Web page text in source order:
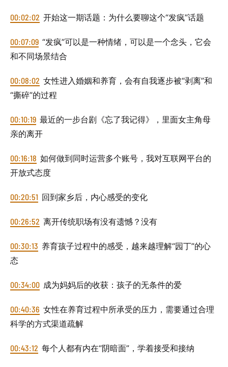
00:02:02 开始这一期话题：为什么要聊这个“发疯”话题
00:07:09 “发疯”可以是一种情绪，可以是一个念头，它会
和不同场景结合
00:08:02 女性进入婚姻和养育，会有自我逐步被“剥离”和
“撕碎”的过程
00:10:19 最近的一步台剧《忘了我记得》，里面女主角母
亲的离开
00:16:18 如何做到同时运营多个账号，我对互联网平台的
开放式态度
00:20:51 回到家乡后，内心感受的变化
00:26:52 离开传统职场有没有遗憾？没有
00:30:13 养育孩子过程中的感受，越来越理解“园丁”的心
态
00:34:00 成为妈妈后的收获：孩子的无条件的爱
00:40:36 女性在养育过程中所承受的压力，需要通过合理
科学的方式渠道疏解
00:43:12 每个人都有内在“阴暗面”，学着接受和接纳